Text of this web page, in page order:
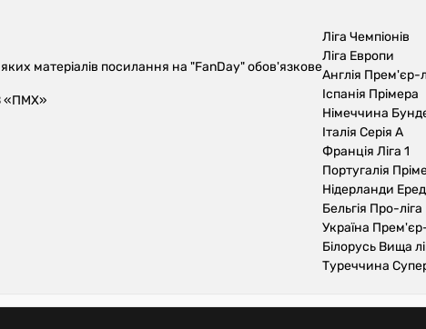
матеріалів посилання на "FanDay" обов'язкове
«ПМХ»
Ліга Чемпіонів
Ліга Европи
Англія Прем'єр-
Іспанія Прімера
Німеччина
Італія Серія А
Франція Ліга 1
Португалія
Нідерланди
Бельгія Про-ліга
Україна Прем'єр-
Білорусь Вища
Туреччина